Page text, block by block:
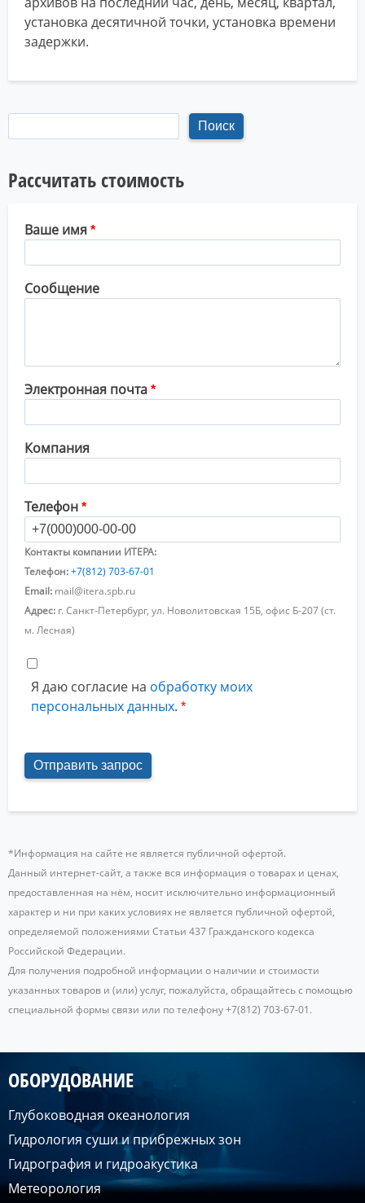
установка десятичной точки, установка времени
задержки.
Рассчитать стоимость
Ваше имя
Сообщение
Электронная почта
Компания
Телефон
Контакты компании ИТЕРА:
Телефон:+7(812) 703-67-01
Email: mail@itera.spb.ru
Адрес: г. Санкт-Петербург, ул. Новолитовская 15Б, офис Б-207 (ст.
м. Лесная)
Я даю согласие на обработку моих
персональных данных.
*Информация на сайте не является публичной офертой.
Данный интернет-сайт, а также вся информация о товарах и ценах,
предоставленная на нём, носит исключительно информационный
характер и ни при каких условиях не является публичной офертой,
определяемой положениями Статьи 437 Гражданского кодекса
Российской Федерации.
Для получения подробной информации о наличии и стоимости
указанных товаров и (или) услуг, пожалуйста, обращайтесь с помощью
специальной формы связи или по телефону +7(812) 703-67-01.
ОБОРУДОВАНИЕ
Глубоководная океанология
Гидрология суши и прибрежных зон
Гидрография и гидроакустика
Метеорология